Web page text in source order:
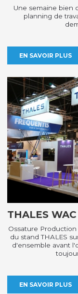
Une semaine bien
planning de
EN SAVOIR PLUS
THALES
Ossature
du stand THALES
d'ensemble avant
EN SAVOIR PLUS